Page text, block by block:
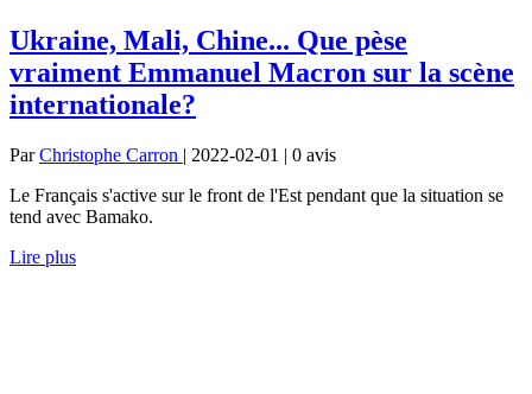
Ukraine, Mali, Chine... Que pèse
vraiment Emmanuel Macron sur la scène
internationale?
ParChristophe Carron | 2022-02-01 | 0 avis
Le Français s'active sur le front de l'Est pendant que la situation se
tend avec Bamako.
Lire plus